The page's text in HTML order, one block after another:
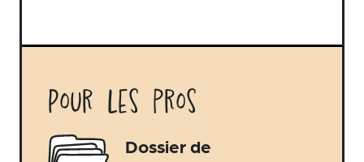
Pour les pros
Dossier de